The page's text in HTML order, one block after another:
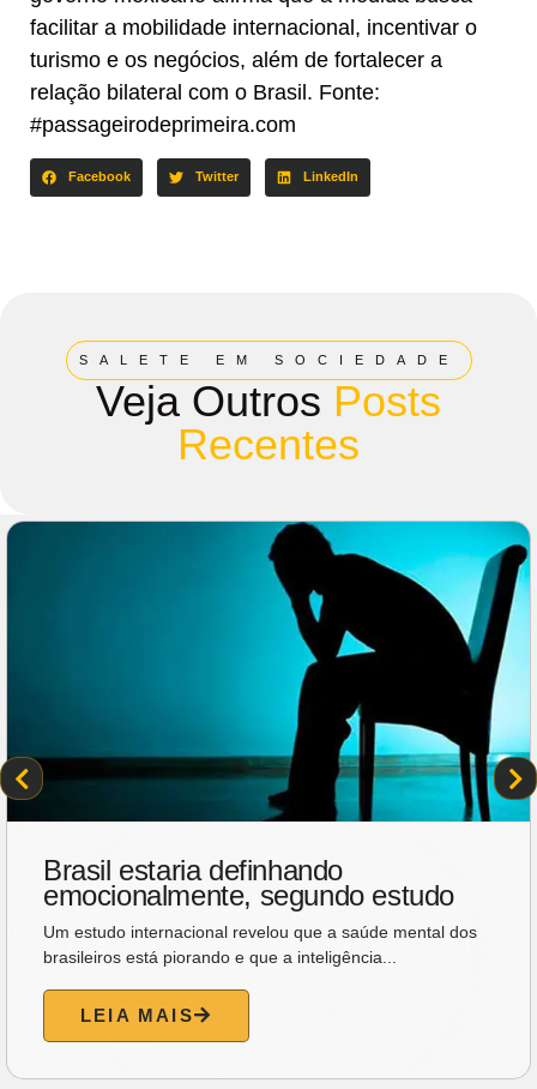
facilitar a mobilidade internacional, incentivar o
turismo e os negócios, além de fortalecer a
relação bilateral com o Brasil. Fonte:
#passageirodeprimeira.com
Facebook Twitter LinkedIn
SALETE EM SOCIEDADE
Veja Outros Posts
Recentes
Brasil estaria definhando
emocionalmente, segundo estudo
Um estudo internacional revelou que a saúde mental dos
brasileiros está piorando e que a inteligência...
LEIA MAIS